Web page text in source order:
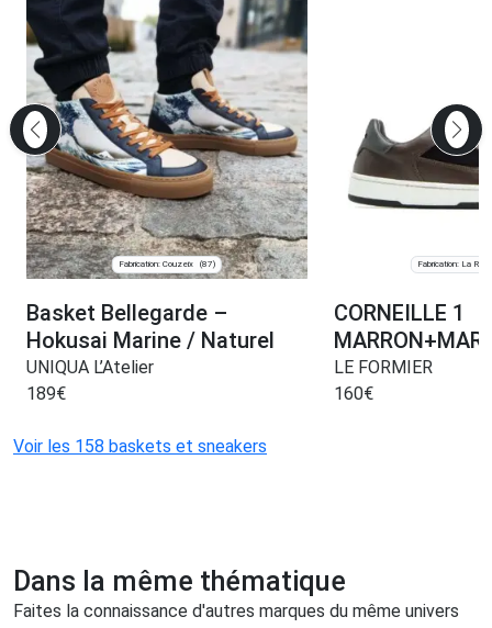
Fabrication: Couzeix (87)
Basket Bellegarde –
Hokusai Marine / Naturel
UNIQUA L’Atelier
189€
Fabrication: La
CORNEILLE 1
LE FORMIER
160€
Voir les 158 baskets et sneakers
Dans la même thématique
Faites la connaissance d'autres marques du même univers